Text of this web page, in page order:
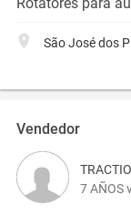
Rotatores para
São José dos
Vendedor
7 AÑOS